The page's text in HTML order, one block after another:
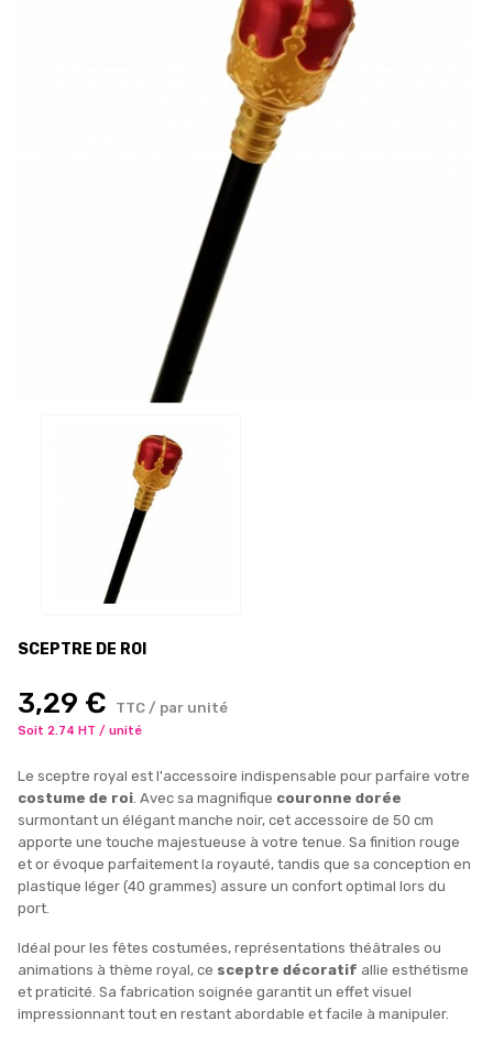
SCEPTRE DE ROI
3,29 € TTC / par unité
Soit 2.74 HT / unité
Le sceptre royal est l'accessoire indispensable pour parfaire votre
costume de roi . Avec sa magnifique couronne dorée
surmontant un élégant manche noir, cet accessoire de 50 cm
apporte une touche majestueuse à votre tenue. Sa finition rouge
et or évoque parfaitement la royauté, tandis que sa conception en
plastique léger (40 grammes) assure un confort optimal lors du
port.
Idéal pour les fêtes costumées, représentations théâtrales ou
animations à thème royal, ce sceptre décoratif allie esthétisme
et praticité. Sa fabrication soignée garantit un effet visuel
impressionnant tout en restant abordable et facile à manipuler.